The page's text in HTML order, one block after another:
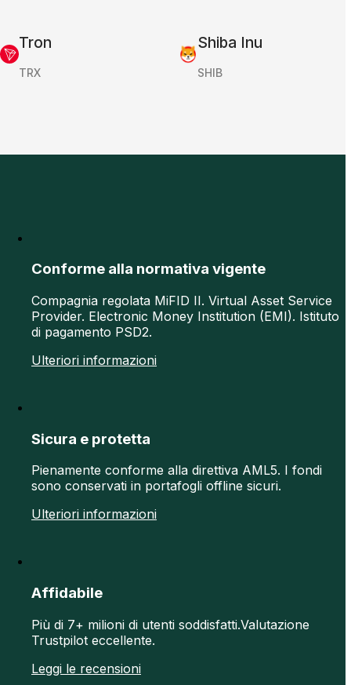
Tron
TRX
Shiba Inu
SHIB
Conforme alla normativa vigente
Compagnia regolata MiFID II. Virtual Asset Service
Provider. Electronic Money Institution (EMI). Istituto
di pagamento PSD2.
Ulteriori informazioni
Sicura e protetta
Pienamente conforme alla direttiva AML5. I fondi
sono conservati in portafogli offline sicuri.
Ulteriori informazioni
Affidabile
Più di 7+ milioni di utenti soddisfatti.Valutazione
Trustpilot eccellente.
Leggi le recensioni